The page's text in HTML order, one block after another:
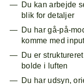
Du kan arbejde
blik for detaljer
Du har gå-på-
komme med
Du er
bolde i luften
Du har udsyn,